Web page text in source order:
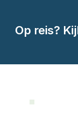
Op reis?